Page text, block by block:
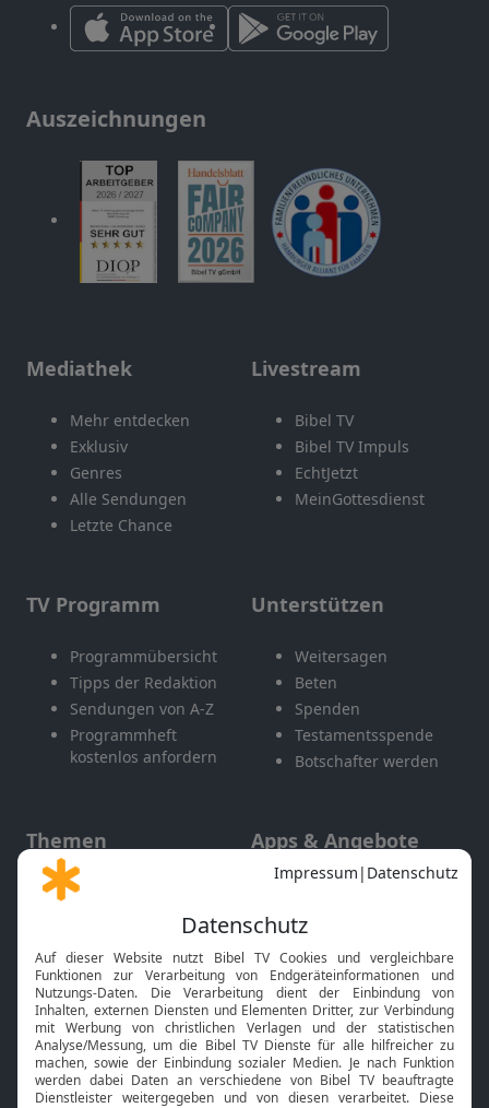
Auszeichnungen
Mediathek
Mehr entdecken
Exklusiv
Genres
Alle Sendungen
Letzte Chance
Livestream
Bibel TV
Bibel TV Impuls
EchtJetzt
MeinGottesdienst
TV Programm
Programmübersicht
Tipps der Redaktion
Sendungen von A-Z
Programmheft
kostenlos anfordern
Unterstützen
Weitersagen
Beten
Spenden
Testamentsspende
Botschafter werden
Themen
Gott und Bibel erklärt
Neuigkeiten
Apps & Angebote
Mobile App
Smart TV
HbbTV
Bibelthek Online-Bibel
Nächster Gottesdienst